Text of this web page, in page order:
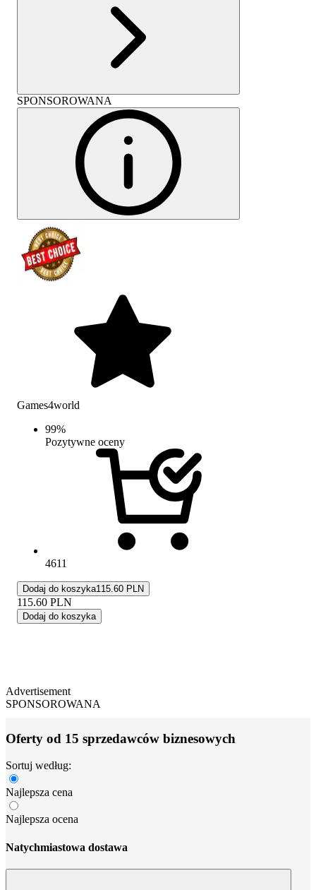
SPONSOROWANA
Games4world
99%
Pozytywne oceny
4611
Dodaj do koszyka115.60 PLN
115.60 PLN
Dodaj do koszyka
Advertisement
SPONSOROWANA
Oferty od 15 sprzedawców biznesowych
Sortuj według:
Najlepsza cena
Najlepsza ocena
Natychmiastowa dostawa